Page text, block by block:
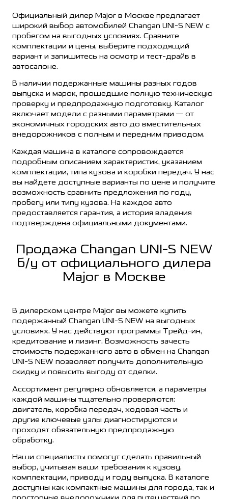
Официальный дилер Major в Москве предлагает
широкий выбор автомобилей Changan UNI-S NEW с
пробегом на выгодных условиях. Сравните
комплектации и цены, выберите подходящий
вариант и запишитесь на осмотр и тест-драйв в
автосалоне.
В наличии подержанные машины разных годов
выпуска и марок, прошедшие полную техническую
проверку и предпродажную подготовку. Каталог
включает модели с разными параметрами — от
экономичных городских авто до вместительных
внедорожников с полным и передним приводом.
Каждая машина в каталоге сопровождается
подробным описанием характеристик, указанием
комплектации, типа кузова и коробки передач. У нас
вы найдете доступные варианты по цене и получите
возможность сравнить предложения по году,
пробегу или типу кузова. На каждое авто
предоставляется гарантия, а история владения
подтверждена официальными документами.
Продажа Changan UNI-S NEW
б/у от официального дилера
Major в Москве
В дилерском центре Major вы можете купить
подержанный Changan UNI-S NEW на выгодных
условиях. У нас действуют программы Трейд-ин,
кредитование и лизинг. Возможность зачесть
стоимость подержанного авто в обмен на Changan
UNI-S NEW позволяет получить дополнительную
скидку и повысить выгоду от сделки.
Ассортимент регулярно обновляется, а параметры
каждой машины тщательно проверяются:
двигатель, коробка передач, ходовая часть и
другие ключевые узлы диагностируются и
проходят обязательную предпродажную
обработку.
Наши специалисты помогут сделать правильный
выбор, учитывая ваши требования к кузову,
комплектации, приводу и году выпуска. В каталоге
доступны как компактные машины для города, так и